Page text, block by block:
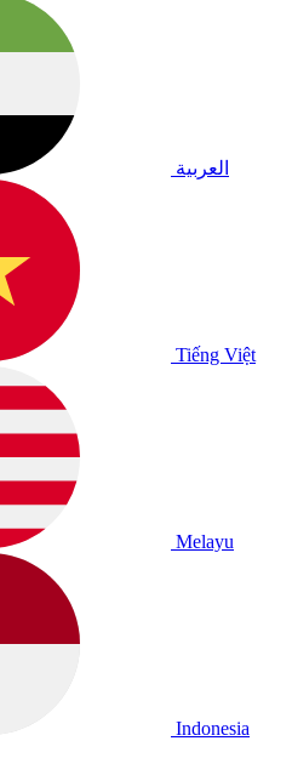
العربية
Tiếng Việt
Melayu
Indonesia